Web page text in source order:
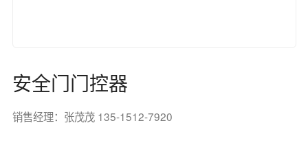
安全门门控器
销售经理：张茂茂 135-1512-7920